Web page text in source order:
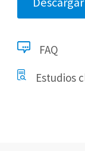
FAQ
Estudios